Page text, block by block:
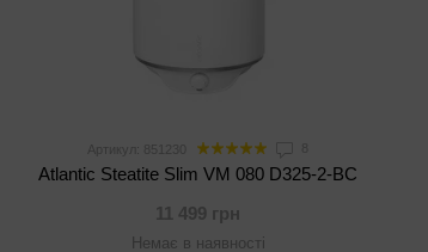
Артикул: 851230
Atlantic Steatitе Slim VM 080 D325-2-BC
11 499 грн
Немає в наявності